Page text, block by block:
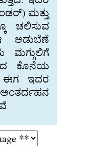
ಮತ್ತು
ಚಲಿಸುವ
ಆಡುಬೆಣೆ
ಮಗ್ಗುಲಿಗೆ
ಕೊನೆಯ
ಈಗ ಇದರ